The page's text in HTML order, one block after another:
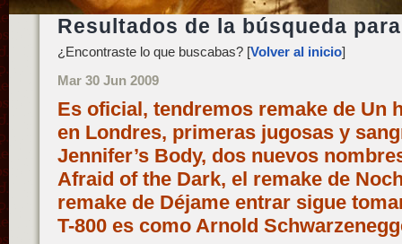
Resultados de la búsqueda
¿Encontraste lo que buscabas? [Volver al inicio]
Mar 30 Jun 2009
Es oficial, tendremos remake de Un
en Londres, primeras jugosas y
Jennifer’s Body, dos nuevos
Afraid of the Dark, el remake de
remake de Déjame entrar sigue
T-800 es como Arnold